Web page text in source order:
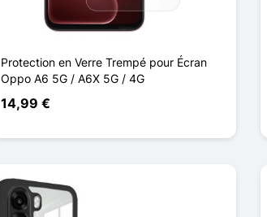
Protection en Verre Trempé pour Écran
Oppo A6 5G / A6X 5G / 4G
14,99 €